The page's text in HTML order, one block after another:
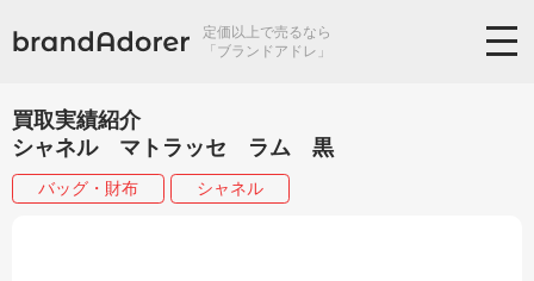
定価以上で売るなら
「ブランドアドレ」
買取実績紹介
シャネル マトラッセ ラム 黒
バッグ・財布 シャネル